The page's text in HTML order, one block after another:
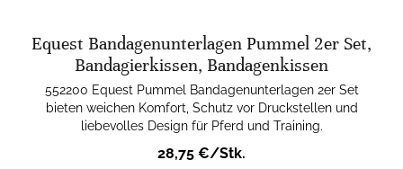
Equest Bandagenunterlagen Pummel 2er Set,
Bandagierkissen, Bandagenkissen
552200 Equest Pummel Bandagenunterlagen 2er Set
bieten weichen Komfort, Schutz vor Druckstellen und
liebevolles Design für Pferd und Training.
28,75 €/Stk.